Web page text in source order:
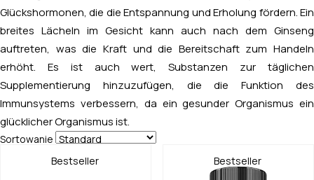
Glückshormonen, die die Entspannung und Erholung fördern. Ein
breites Lächeln im Gesicht kann auch nach dem Ginseng
auftreten, was die Kraft und die Bereitschaft zum Handeln
erhöht. Es ist auch wert, Substanzen zur täglichen
Supplementierung hinzuzufügen, die die Funktion des
Immunsystems verbessern, da ein gesunder Organismus ein
glücklicher Organismus ist.
Sortowanie
Bestseller Bestseller